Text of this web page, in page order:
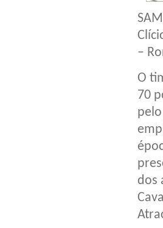
–
O
70
dos